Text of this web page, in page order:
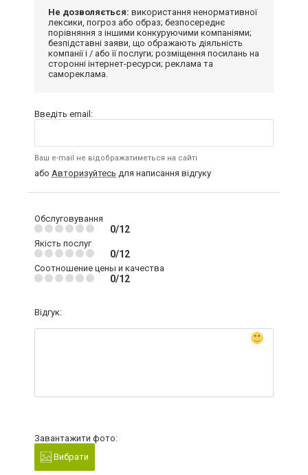
Не дозволяється: використання ненормативної
лексики, погроз або образ; безпосереднє
порівняння з іншими конкуруючими компаніями;
безпідставні заяви, що ображають діяльність
компанії і / або її послуги; розміщення посилань на
сторонні інтернет-ресурси; реклама та
самореклама.
Введіть email:
Ваш e-mail не відображатиметься на сайті
або Авторизуйтесь для написання відгуку
Обслуговування
0/12
Якість послуг
0/12
Соотношение цены и качества
0/12
Відгук:
Завантажити фото:
Вибрати